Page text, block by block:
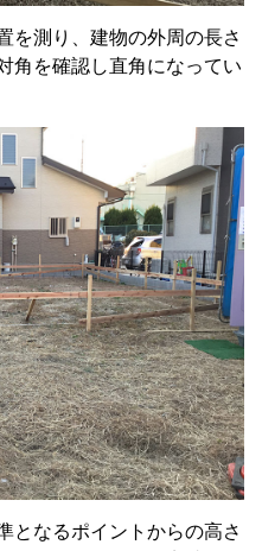
を測り、建物の外周の長さ
角を確認し直角になってい
となるポイントからの高さ